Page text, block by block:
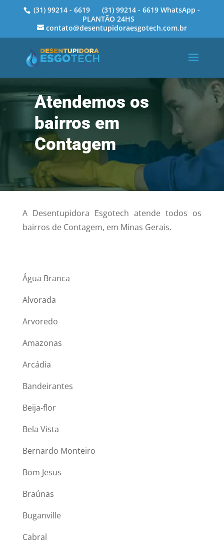
(31) 99214 - 6619 (31) 99214 - 6619 WhatsApp -
PLANTÃO 24HS
contato@desentupidoraesgotech.com.br
Atendemos os
bairros em
Contagem
A Desentupidora Esgotech atende todos os
bairros de Contagem, em Minas Gerais.
Água Branca
Alvorada
Arvoredo
Amazonas
Arcádia
Bandeirantes
Beija-flor
Bela Vista
Bernardo Monteiro
Bom Jesus
Braúnas
Buganville
Cabral